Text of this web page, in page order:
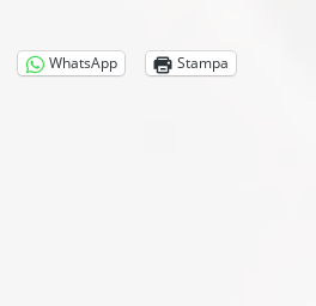
WhatsApp Stampa